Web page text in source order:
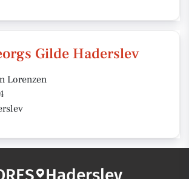
Gilde Haderslev
Lorenzen